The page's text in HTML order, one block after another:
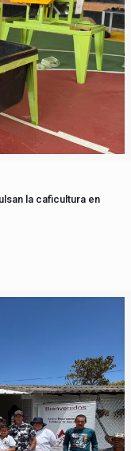
la caficultura en